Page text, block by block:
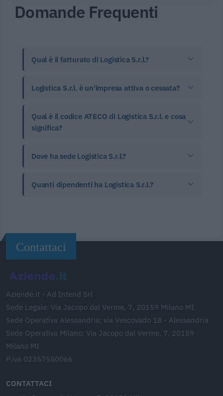
Domande Frequenti
Qual è il fatturato di Logistica S.r.l.?
Logistica S.r.l. è un'impresa attiva o cessata?
Qual è il codice ATECO di Logistica S.r.l. e cosa
significa?
Dove ha sede Logistica S.r.l.?
Quanti dipendenti ha Logistica S.r.l.?
Contattaci
Aziende.it - Ad Intend Srl
Sede Legale: Via Jacopo dal Verme, 7, 20159 Milano MI
Sede Operativa Alessandria: via Vescovado 18 - Alessandria
Sede Operativa Milano: Via Jacopo dal Verme, 7, 20159
Milano MI
P.iva 02357550066
CONTATTACI